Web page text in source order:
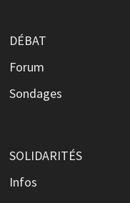
DÉBAT
Forum
Sondages
SOLIDARITÉS
Infos